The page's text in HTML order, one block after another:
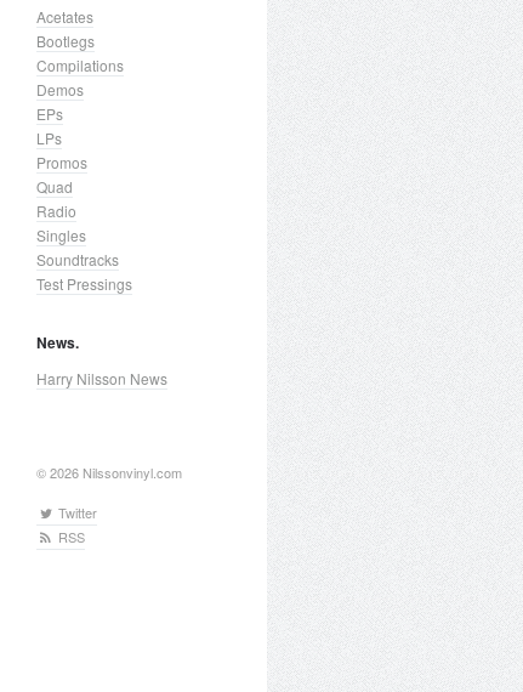
Acetates
Bootlegs
Compilations
Demos
EPs
LPs
Promos
Quad
Radio
Singles
Soundtracks
Test Pressings
News.
Harry Nilsson News
© 2026 Nilssonvinyl.com
Twitter
RSS